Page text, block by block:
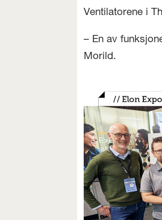
Ventilatorene i
– En av
Morild.